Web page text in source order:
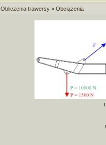
Obliczenia trawersy > Obciążenia